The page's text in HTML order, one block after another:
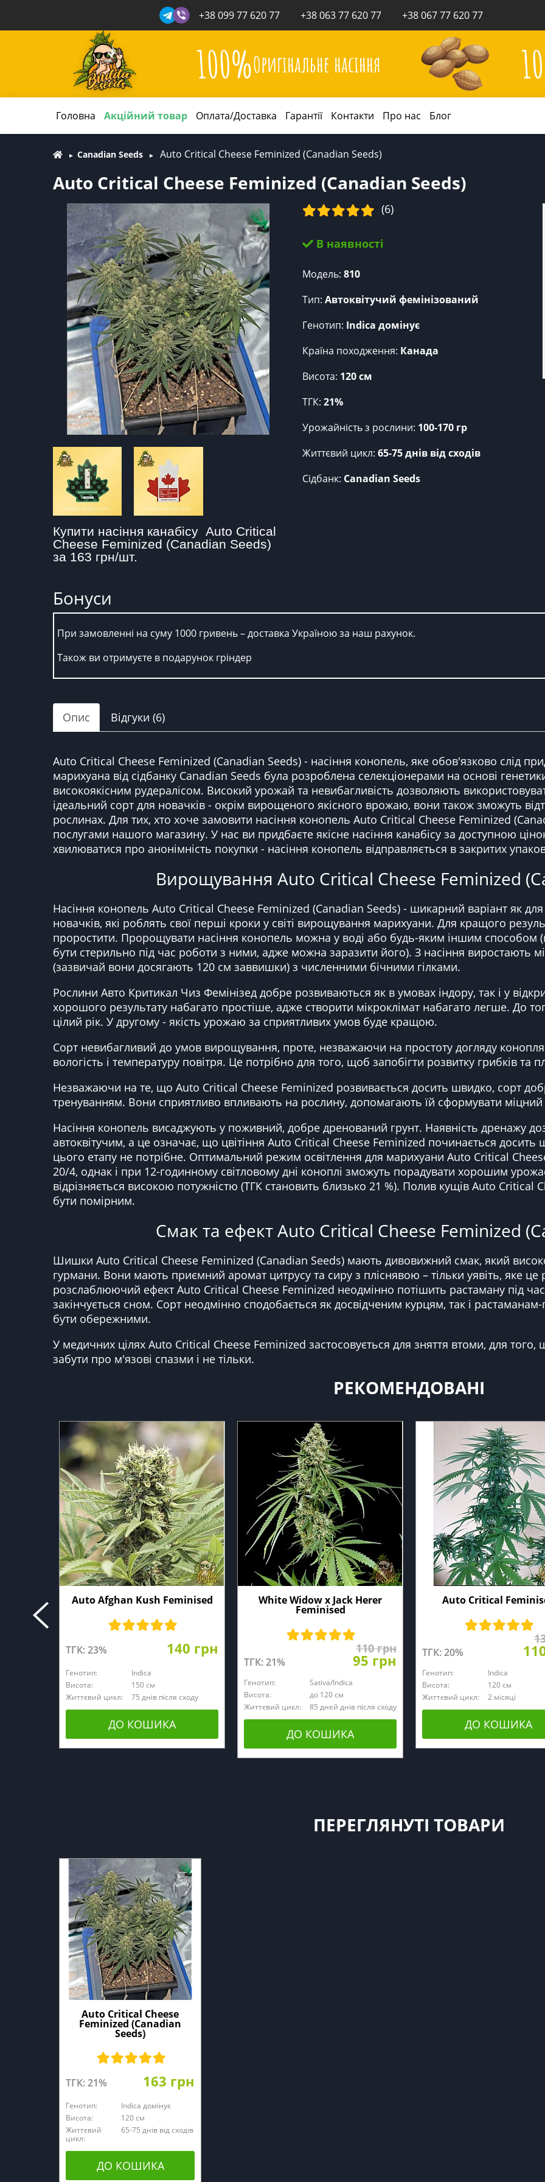
+38 099 77 620 77 +38 063 77 620 77 +38 067 77 620 77
100%Оригінальне насіння
Головна Акційний товар Оплата/Доставка Гарантії Контакти Про нас Блог
Canadian Seeds Auto Critical Cheese Feminized (Canadian Seeds)
Auto Critical Cheese Feminized (Canadian Seeds)
Купити насіння канабісу  Auto Critical
Cheese Feminized (Canadian Seeds)
за 163 грн/шт.
(6)
В наявності
Модель: 810
Тип: Автоквітучий фемінізований
Генотип: Indica домінує
Країна походження: Канада
Висота: 120 cм
ТГК: 21%
Урожайність з рослини: 100-170 гр
Життєвий цикл: 65-75 днів від сходів
Сідбанк: Canadian Seeds
Бонуси
При замовленні на суму 1000 гривень – доставка Україною за наш рахунок.
Також ви отримуєте в подарунок гріндер
Опис Відгуки (6)
Auto Critical Cheese Feminized (Canadian Seeds) - насіння конопель, яке обов'язково слід
марихуана від сідбанку Canadian Seeds була розроблена селекціонерами на основі
високоякісним рудералісом. Високий урожай та невибагливість дозволяють
ідеальний сорт для новачків - окрім вирощеного якісного врожаю, вони також зможуть
рослинах. Для тих, хто хоче замовити насіння конопель Auto Critical Cheese Feminized
послугами нашого магазину. У нас ви придбаєте якісне насіння канабісу за доступною
хвилюватися про анонімність покупки - насіння конопель відправляється в закритих
Вирощування Auto Critical Cheese Feminized
Насіння конопель Auto Critical Cheese Feminized (Canadian Seeds) - шикарний варіант як для
новачків, які роблять свої перші кроки у світі вирощування марихуани. Для кращого
проростити. Пророщувати насіння конопель можна у воді або будь-яким іншим способом
бути стерильно під час роботи з ними, адже можна заразити його). З насіння виростають
(зазвичай вони досягають 120 см заввишки) з численними бічними гілками.
Рослини Авто Критикал Чиз Фемінізед добре розвиваються як в умовах індору, так і у
хорошого результату набагато простіше, адже створити мікроклімат набагато легше. До
цілий рік. У другому - якість урожаю за сприятливих умов буде кращою.
Сорт невибагливий до умов вирощування, проте, незважаючи на простоту догляду
вологість і температуру повітря. Це потрібно для того, щоб запобігти розвитку грибків та
Незважаючи на те, що Auto Critical Cheese Feminized розвивається досить швидко, сорт
тренуванням. Вони сприятливо впливають на рослину, допомагають їй сформувати
Насіння конопель висаджують у поживний, добре дренований грунт. Наявність дренажу
автоквітучим, а це означає, що цвітіння Auto Critical Cheese Feminized починається досить
цього етапу не потрібне. Оптимальний режим освітлення для марихуани Auto Critical
20/4, однак і при 12-годинному світловому дні коноплі зможуть порадувати хорошим
відрізняється високою потужністю (ТГК становить близько 21 %). Полив кущів Auto Critical
бути помірним.
Смак та ефект Auto Critical Cheese Feminized
Шишки Auto Critical Cheese Feminized (Canadian Seeds) мають дивовижний смак, який високо
гурмани. Вони мають приємний аромат цитрусу та сиру з пліснявою – тільки уявіть, яке
розслаблюючий ефект Auto Critical Cheese Feminized неодмінно потішить растаману під
закінчується сном. Сорт неодмінно сподобається як досвідченим курцям, так і
бути обережними.
У медичних цілях Auto Critical Cheese Feminized застосовується для зняття втоми, для
забути про м'язові спазми і не тільки.
РЕКОМЕНДОВАНІ
Auto Afghan Kush Feminised
ТГК: 23% 140 грн
Генотип:
Indica
Висота:
150 см
Життєвий цикл:
75 днів після сходу
ДО КОШИКА
White Widow x Jack Herer
Feminised
ТГК: 21%
110 грн
95 грн
Генотип:
Sativa/Indica
Висота:
до 120 см
Життєвий цикл:
85 дней днів після сходу
ДО КОШИКА
Auto Critical
ТГК: 20%
Генотип:
Indica
Висота:
120 см
Життєвий цикл:
2 місяці
ДО КОШИКА
ПЕРЕГЛЯНУТІ ТОВАРИ
Auto Critical Cheese
Feminized (Canadian
Seeds)
ТГК: 21% 163 грн
Генотип:
Indica домінує
Висота:
120 cм
Життєвий
цикл:
65-75 днів від сходів
ДО КОШИКА